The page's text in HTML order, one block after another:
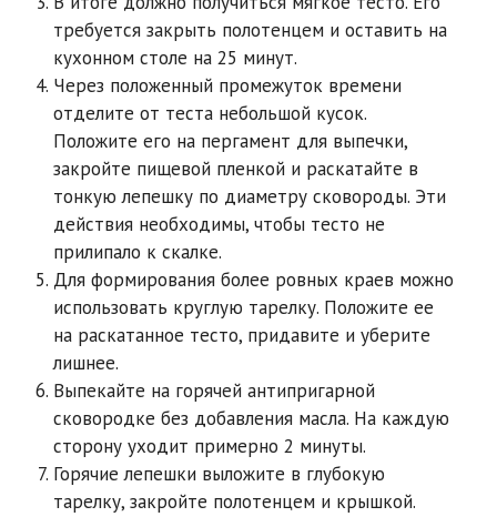
требуется закрыть полотенцем и оставить на
кухонном столе на 25 минут.
Через положенный промежуток времени
отделите от теста небольшой кусок.
Положите его на пергамент для выпечки,
закройте пищевой пленкой и раскатайте в
тонкую лепешку по диаметру сковороды. Эти
действия необходимы, чтобы тесто не
прилипало к скалке.
Для формирования более ровных краев можно
использовать круглую тарелку. Положите ее
на раскатанное тесто, придавите и уберите
лишнее.
Выпекайте на горячей антипригарной
сковородке без добавления масла. На каждую
сторону уходит примерно 2 минуты.
Горячие лепешки выложите в глубокую
тарелку, закройте полотенцем и крышкой.